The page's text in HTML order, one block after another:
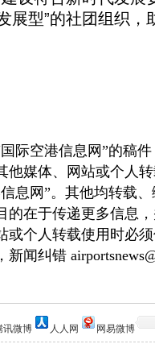
展型”的社团组织，
空港信息网”的稿件
他媒体、网站或个人
息网”。其他均转载
的在于传递更多信息
或个人转载使用时必
闻纠错
讯微博 人人网 网易微博